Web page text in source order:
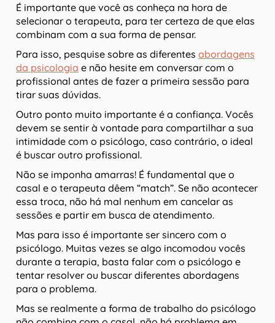
É importante que você as conheça na hora de
selecionar o terapeuta, para ter certeza de que elas
combinam com a sua forma de pensar.
Para isso, pesquise sobre as diferentes abordagens
da psicologia e não hesite em conversar com o
profissional antes de fazer a primeira sessão para
tirar suas dúvidas.
Outro ponto muito importante é a confiança. Vocês
devem se sentir à vontade para compartilhar a sua
intimidade com o psicólogo, caso contrário, o ideal
é buscar outro profissional.
Não se imponha amarras! É fundamental que o
casal e o terapeuta dêem “match”. Se não acontecer
essa troca, não há mal nenhum em cancelar as
sessões e partir em busca de atendimento.
Mas para isso é importante ser sincero com o
psicólogo. Muitas vezes se algo incomodou vocês
durante a terapia, basta falar com o psicólogo e
tentar resolver ou buscar diferentes abordagens
para o problema.
Mas se realmente a forma de trabalho do psicólogo